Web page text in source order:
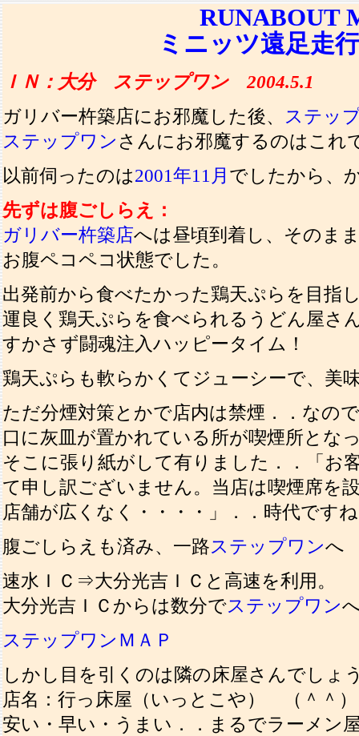
RUNABOUT
ミニッツ遠足走
ＩＮ：大分 ステップワン 2004.5.1
ガリバー杵築店にお邪魔した後、
ステッ
ステップワン さんにお邪魔するのはこれ
以前伺ったのは2001年11月 でしたから、
先ずは腹ごしらえ：
ガリバー杵築店へは昼頃到着し、そのま
お腹ペコペコ状態でした。
出発前から食べたかった鶏天ぷらを目指
運良く鶏天ぷらを食べられるうどん屋さ
すかさず闘魂注入ハッピータイム！
鶏天ぷらも軟らかくてジューシーで、美
ただ分煙対策とかで店内は禁煙．．なの
口に灰皿が置かれている所が喫煙所とな
そこに張り紙がして有りました．．「お
て申し訳ございません。当店は喫煙席を
店舗が広くなく・・・・」．．時代です
腹ごしらえも済み、一路ステップワンへ
速水ＩＣ⇒大分光吉ＩＣと高速を利用。
大分光吉ＩＣからは数分でステップワン
ステップワンＭＡＰ
しかし目を引くのは隣の床屋さんでしょ
店名：行っ床屋（いっとこや） （＾＾）
安い・早い・うまい．．まるでラーメン